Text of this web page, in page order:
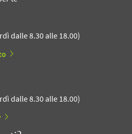
dalle 8.30 alle 18.00)
dalle 8.30 alle 18.00)